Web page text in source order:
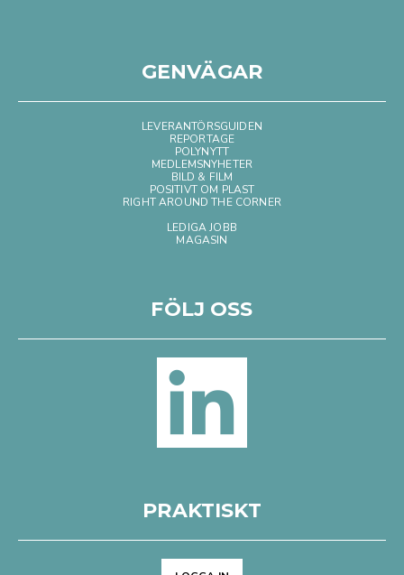
GENVÄGAR
LEVERANTÖRSGUIDEN
REPORTAGE
POLYNYTT
MEDLEMSNYHETER
BILD & FILM
POSITIVT OM PLAST
RIGHT AROUND THE CORNER
LEDIGA JOBB
MAGASIN
FÖLJ OSS
PRAKTISKT